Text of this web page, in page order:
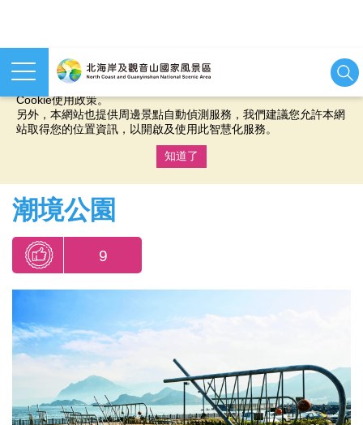
本網站使用cookies等相關技術以持續優化網站服務，並有助於為
您提供更佳的體驗，當您繼續使用本網站即表示您同意我們的
Cookie使用政策。
另外，本網站也提供周邊景點自動偵測服務，我們建議您允許本網
站取得您的位置資訊，以開啟及使用此智慧化服務。
知道了
潮境公園
9